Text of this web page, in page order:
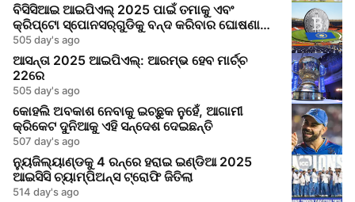
ବିସିସିଆଇ ଆଇପିଏଲ୍ 2025 ପାଇଁ ତମାକୁ ଏବଂ
କ୍ରିପ୍ଟୋ ସ୍ପୋନସର୍‌ଗୁଡିକୁ ବନ୍ଦ କରିବାର ଘୋଷଣା
କଲା
505 day's ago
ଆସନ୍ତା 2025 ଆଇପିଏଲ୍: ଆରମ୍ଭ ହେବ ମାର୍ଚ୍ଚ
22ରେ
505 day's ago
କୋହଲି ଅବକାଶ ନେବାକୁ ଇଚ୍ଛୁକ ନୁହେଁ, ଆଗାମୀ
କ୍ରିକେଟ ଦୁନିଆକୁ ଏହି ସନ୍ଦେଶ ଦେଇଛନ୍ତି
507 day's ago
ନ୍ୟୁଜିଲ୍ୟାଣ୍ଡକୁ 4 ରନ୍‌ରେ ହରାଇ ଇଣ୍ଡିଆ 2025
ଆଇସିସି ଚ୍ୟାମ୍ପିଅନ୍ସ ଟ୍ରୋଫି ଜିତିଲା
514 day's ago